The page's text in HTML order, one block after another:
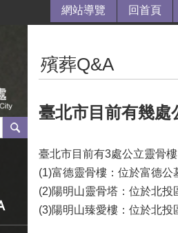
網站導覽 回首頁
殯葬Q&A
臺北市目前有幾處
臺北市目前有3處公立靈骨
(1)富德靈骨樓：位於富德公
(2)陽明山靈骨塔：位於北投
(3)陽明山臻愛樓：位於北投